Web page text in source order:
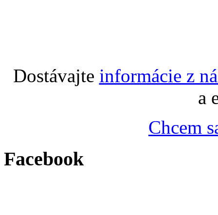
Dostávajte informácie z
a
Chcem
Facebook